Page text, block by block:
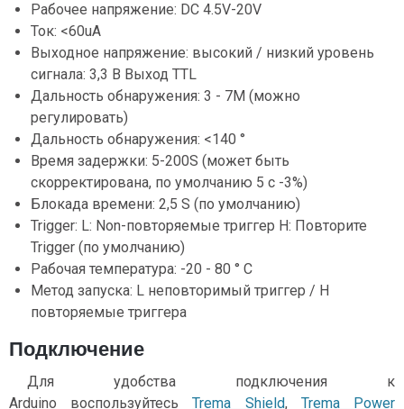
Рабочее напряжение: DC 4.5V-20V
Ток: <60uA
Выходное напряжение: высокий / низкий уровень
сигнала: 3,3 В Выход TTL
Дальность обнаружения: 3 - 7М (можно
регулировать)
Дальность обнаружения: <140 °
Время задержки: 5-200S (может быть
скорректирована, по умолчанию 5 с -3%)
Блокада времени: 2,5 S (по умолчанию)
Trigger: L: Non-повторяемые триггер H: Повторите
Trigger (по умолчанию)
Рабочая температура: -20 - 80 ° C
Метод запуска: L неповторимый триггер / H
повторяемые триггера
Подключение
Для удобства подключения к
Arduino воспользуйтесьTrema Shield, Trema Power